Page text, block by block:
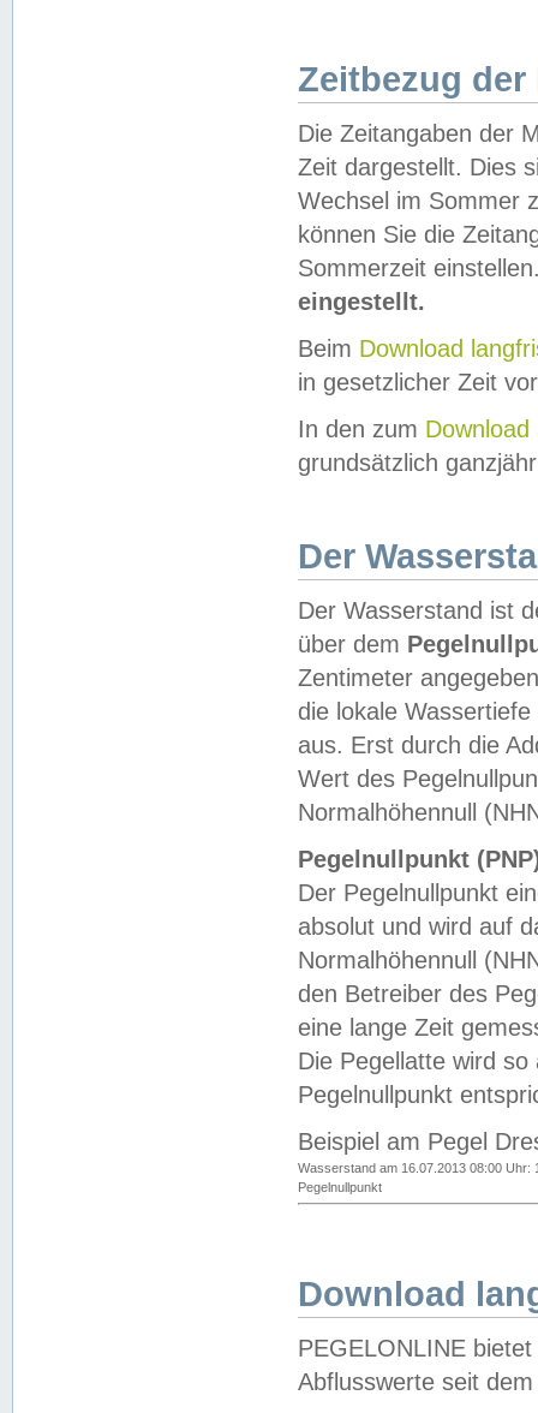
Zeitbezug der
Die Zeitangaben der
Zeit dargestellt. Dies
Wechsel im Sommer
können Sie die
Sommerzeit
eingestellt.
Beim Download
in gesetzlicher Zeit
In den zum Download
grundsätzlich
Der
Der Wasserstand ist
über dem
Zentimeter
die lokale
aus. Erst durch die
Wert des
Normalhöhennull
Pegelnullpunkt
Der Pegelnullpunkt
absolut und wird auf
Normalhöhennull
den Betreiber des
eine lange Zeit
Die Pegellatte wird
Pegelnullpunkt
Beispiel am Pegel
Wasserstand am 16.07.2013 08:00 Uhr:
Pegelnullpunkt
Download
PEGELONLINE
Abflusswerte seit